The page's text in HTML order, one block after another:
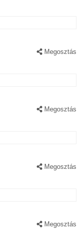
Megosztás
Megosztás
Megosztás
Megosztás